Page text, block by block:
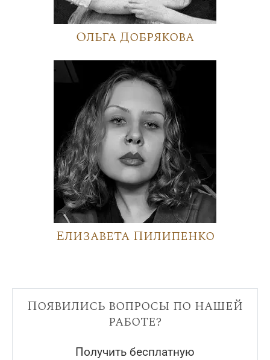
Ольга Добрякова
Елизавета Пилипенко
Появились вопросы по нашей
работе?
Получить бесплатную